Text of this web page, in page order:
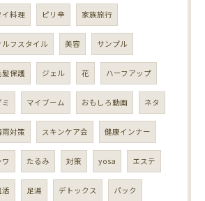
イ料理 ピリ辛 家族旅行
ルフスタイル 美容 サンプル
髪保護 ジェル 花 ハーフアップ
ミ マイブーム おもしろ動画 ネタ
雨対策 スキンケア会 健康インナー
ワ たるみ 対策 yosa エステ
活 足湯 デトックス パック